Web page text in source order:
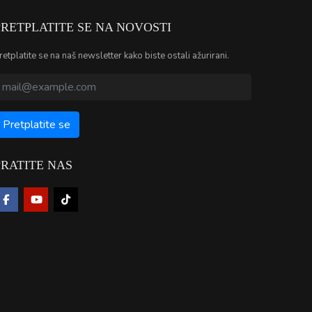
SE NA NOVOSTI
se na naš newsletter kako biste ostali ažurirani.
NAS